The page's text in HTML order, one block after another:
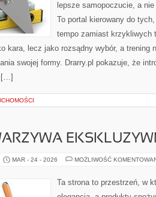
lepsze samopoczucie, a
To portal kierowany do
tempo zamiast krzykliwych
kara, lecz jako rozsądny wybór, a trening
swojej formy. Drarry.pl pokazuje, że
[…]
MAR - 24 - 2026 MOŻLIWOŚĆ
Ta strona to przestrzeń, w